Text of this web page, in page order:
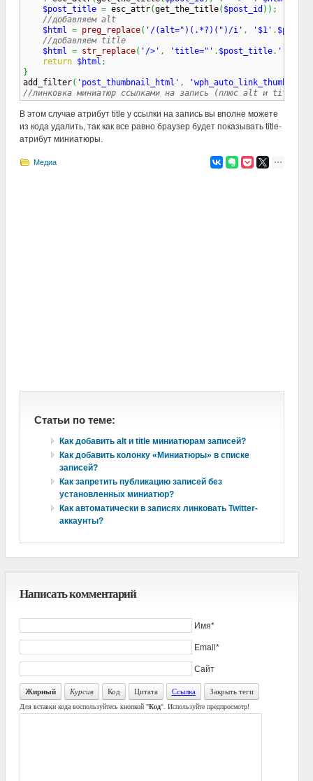
$post_title = esc_attr(get_the_title( $post_id ) ) ;
//добавляем alt
$html
= preg_replace( '/(alt=")(.*?)(")/i' , '$1' .
//добавляем title
$html
= str_replace( '/>' , 'title="' . $post_title. '" />'
return $html ;
}
add_filter( 'post_thumbnail_html' , 'wph_auto_link_thumbnail'
//линковка миниатюр ссылками на запись (плюс alt и title)
В этом случае атрибут title у ссылки на запись вы вполне можете
из кода удалить, так как все равно браузер будет показывать title-
атрибут миниатюры.
Медиа
Статьи по теме:
Как добавить alt и title миниатюрам записей?
Как добавить колонку «Миниатюры» в списке
записей?
Как запретить публикацию записей без
установленных миниатюр?
Как автоматически в записях линковать Twitter-
аккаунты?
Написать комментарий
Имя*
Email*
Сайт
Жирный Курсив Код Цитата Ссылка Закрыть теги
Для вставки кода воспользуйтесь кнопкой "Код". Используйте предпросмотр!